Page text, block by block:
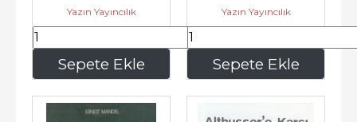
Sepete Ekle
Yazın Yayıncılık
280,00 Sepete Ekle
Yazın Yayıncılık
140,00